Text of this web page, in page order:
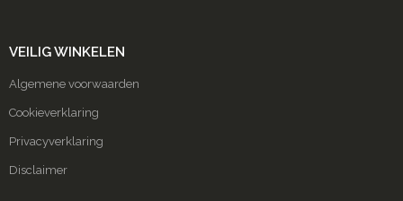
VEILIG WINKELEN
Algemene voorwaarden
Cookieverklaring
Privacyverklaring
Disclaimer